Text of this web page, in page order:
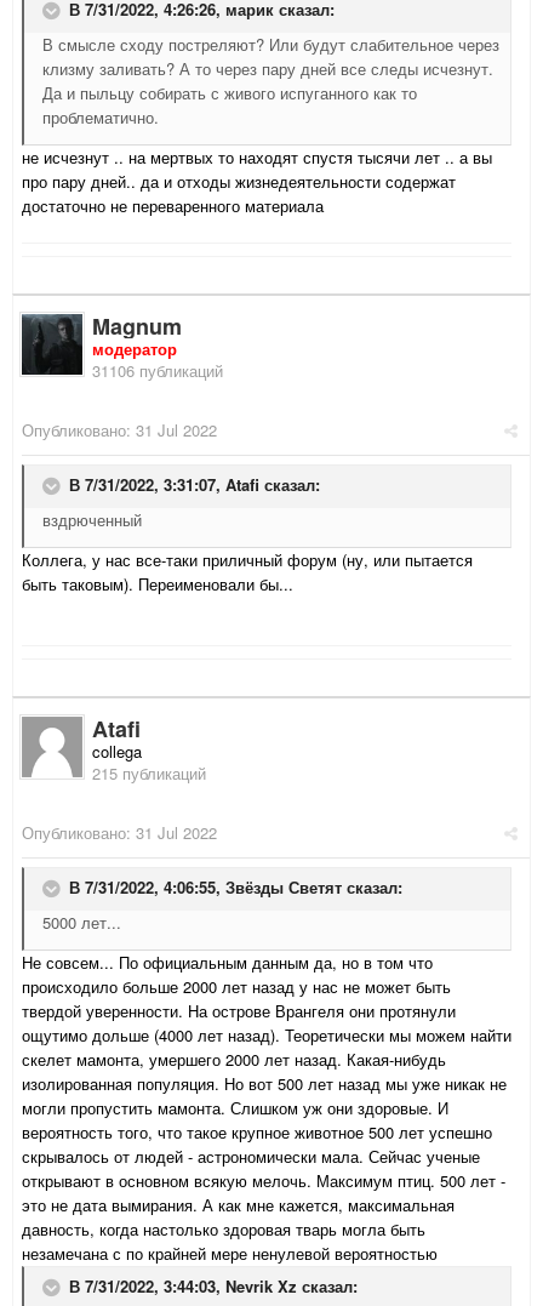
В 7/31/2022, 4:26:26, марик сказал:
В смысле сходу постреляют? Или будут слабительное через
клизму заливать? А то через пару дней все следы исчезнут.
Да и пыльцу собирать с живого испуганного как то
проблематично.
не исчезнут .. на мертвых то находят спустя тысячи лет .. а вы
про пару дней.. да и отходы жизнедеятельности содержат
достаточно не переваренного материала
Magnum
модератор
31106 публикаций
Опубликовано: 31 Jul 2022
В 7/31/2022, 3:31:07, Atafi сказал:
вздрюченный
Коллега, у нас все-таки приличный форум (ну, или пытается
быть таковым). Переименовали бы...
Atafi
collega
215 публикаций
Опубликовано: 31 Jul 2022
В 7/31/2022, 4:06:55, Звёзды Светят сказал:
5000 лет...
Не совсем... По официальным данным да, но в том что
происходило больше 2000 лет назад у нас не может быть
твердой уверенности. На острове Врангеля они протянули
ощутимо дольше (4000 лет назад). Теоретически мы можем найти
скелет мамонта, умершего 2000 лет назад. Какая-нибудь
изолированная популяция. Но вот 500 лет назад мы уже никак не
могли пропустить мамонта. Слишком уж они здоровые. И
вероятность того, что такое крупное животное 500 лет успешно
скрывалось от людей - астрономически мала. Сейчас ученые
открывают в основном всякую мелочь. Максимум птиц. 500 лет -
это не дата вымирания. А как мне кажется, максимальная
давность, когда настолько здоровая тварь могла быть
незамечана с по крайней мере ненулевой вероятностью
В 7/31/2022, 3:44:03, Nevrik Xz сказал: